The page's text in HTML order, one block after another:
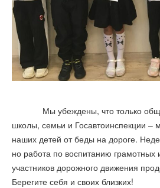
Мы убеждены, что только
школы, семьи и Госавтоинспекции
наших детей от беды на дороге.
но работа по воспитанию грамотных
участников дорожного движения
Берегите себя и своих близких!